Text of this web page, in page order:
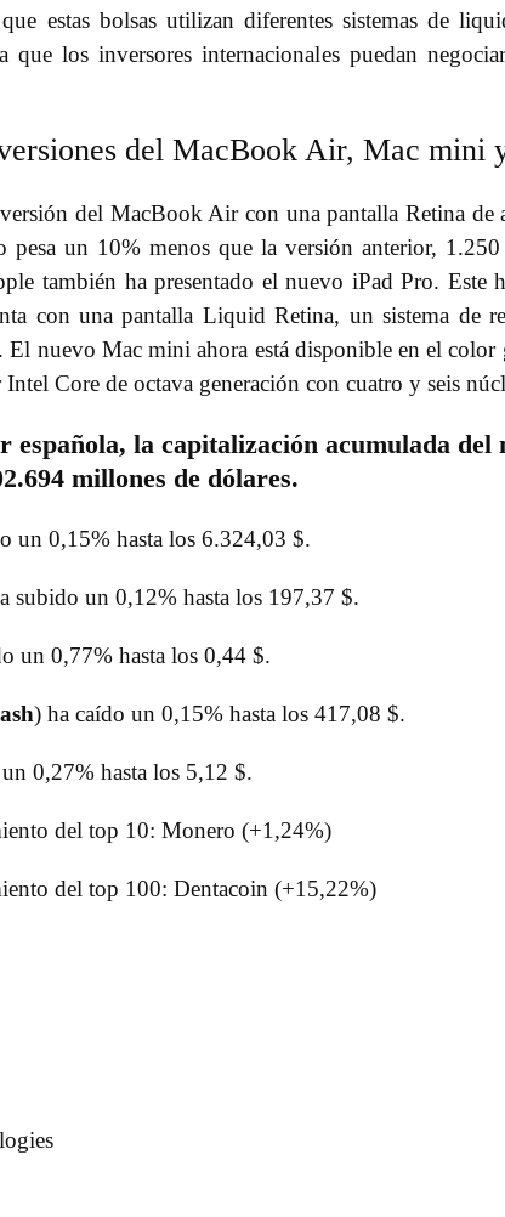
estas bolsas utilizan diferentes sistemas de
los inversores internacionales puedan
del MacBook Air, Mac mini
del MacBook Air con una pantalla Retina de
pesa un 10% menos que la versión anterior,
también ha presentado el nuevo iPad Pro. Este
con una pantalla Liquid Retina, un sistema de
nuevo Mac mini ahora está disponible en el color
Core de octava generación con cuatro y seis
española, la capitalización acumulada del
millones de dólares.
un 0,15% hasta los 6.324,03 $.
subido un 0,12% hasta los 197,37 $.
un 0,77% hasta los 0,44 $.
) ha caído un 0,15% hasta los 417,08 $.
0,27% hasta los 5,12 $.
del top 10: Monero (+1,24%)
del top 100: Dentacoin (+15,22%)